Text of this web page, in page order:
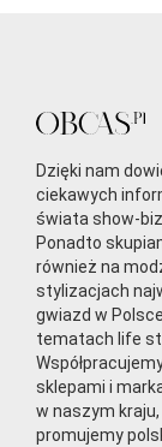
Dzięki nam
ciekawych
świata show-
Ponadto
również na
stylizacjach
gwiazd w
tematach life
sklepami i
w naszym
promujemy